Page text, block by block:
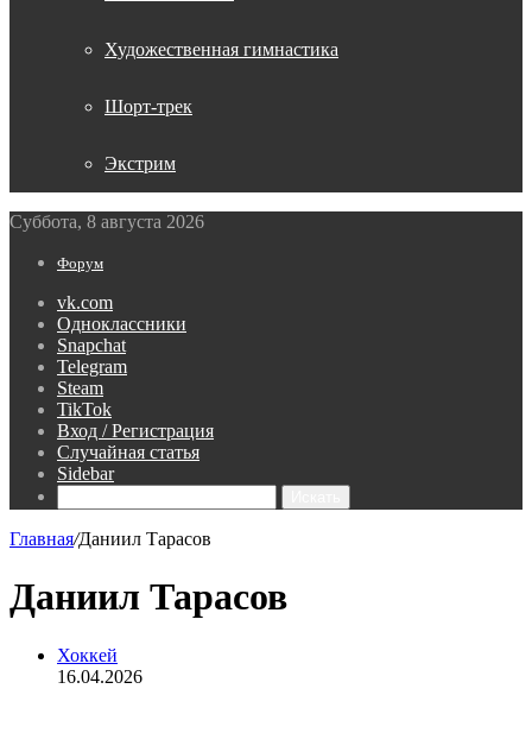
Художественная гимнастика
Шорт-трек
Экстрим
Суббота, 8 августа 2026
Форум
vk.com
Одноклассники
Snapchat
Telegram
Steam
TikTok
Вход / Регистрация
Случайная статья
Sidebar
Главная/Даниил Тарасов
Даниил Тарасов
Хоккей
16.04.2026